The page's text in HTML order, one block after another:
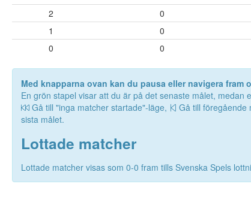
2
0
1
0
0
0
Med knapparna ovan kan du pausa eller navigera
En grön stapel visar att du är på det senaste målet,
Gå till "inga matcher startade"-läge,
Gå till föregående
sista målet.
Lottade matcher
Lottade matcher visas som 0-0 fram tills Svenska Spels